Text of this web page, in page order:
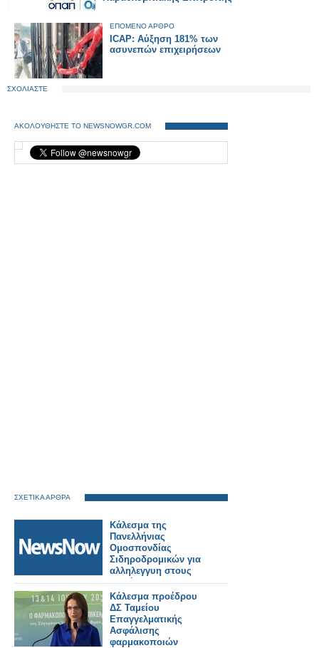
ΕΠΟΜΕΝΟ ΑΡΘΡΟ
ICAP: Αύξηση 181% των
ασυνεπών επιχειρήσεων
ΣΧΟΛΙΑΣΤΕ
ΑΚΟΛΟΥΘΗΣΤΕ ΤΟ NEWSNOWGR.COM
ΣΧΕΤΙΚΑ ΑΡΘΡΑ
Κάλεσμα της
Πανελλήνιας
Ομοσπονδίας
Σιδηροδρομικών για
αλληλεγγυη στους
πυρόπληκτους της
Δυτικής Αττικής.
Κάλεσμα προέδρου
ΔΣ Ταμείου
Επαγγελματικής
Ασφάλισης
φαρμακοποιών